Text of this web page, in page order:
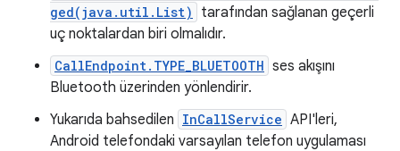
ged(java.util.List)
tarafından sağlanan geçerli
uç noktalardan biri olmalıdır.
CallEndpoint.TYPE_BLUETOOTH ses akışını
Bluetooth üzerinden yönlendirir.
Yukarıda bahsedilen InCallService API'leri,
Android telefondaki varsayılan telefon uygulaması